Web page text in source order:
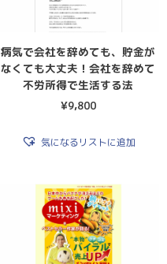
病気で会社を辞めても、貯金が
なくても大丈夫！会社を辞めて
不労所得で生活する法
¥9,800
気になるリストに追加